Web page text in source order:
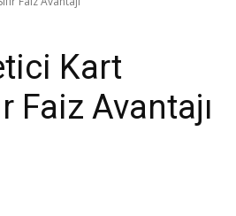
Kart
Faiz Avantajı